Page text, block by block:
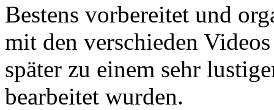
Bestens vorbereitet und
mit den verschieden
später zu einem sehr
bearbeitet wurden.